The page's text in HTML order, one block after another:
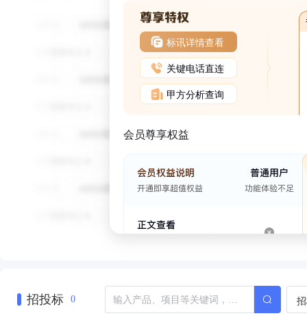
标讯详情查看
关键电话直连
甲方分析查询
会员尊享权益
招投标 0